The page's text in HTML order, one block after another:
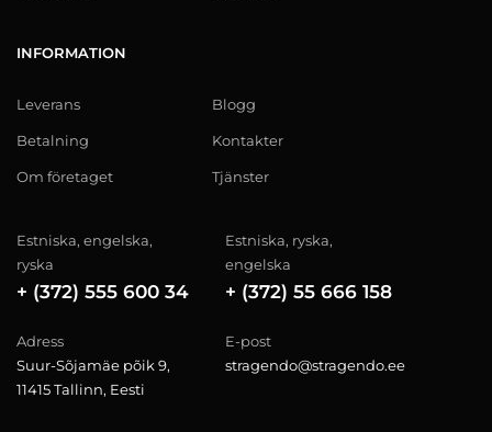
INFORMATION
Leverans
Betalning
Om företaget
Blogg
Kontakter
Tjänster
Estniska, engelska,
ryska
+ (372) 555 600 34
Estniska, ryska,
engelska
+ (372) 55 666 158
Adress
Suur-Sõjamäe põik 9,
11415 Tallinn, Eesti
E-post
stragendo@stragendo.ee